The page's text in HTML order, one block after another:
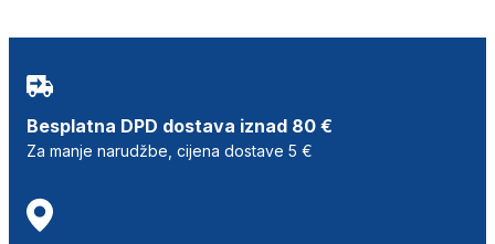
Besplatna DPD dostava iznad 80 €
Za manje narudžbe, cijena dostave 5 €